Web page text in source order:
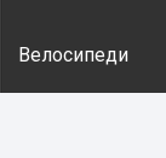
Велосипеди